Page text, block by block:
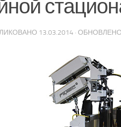
13.03.2014 ·